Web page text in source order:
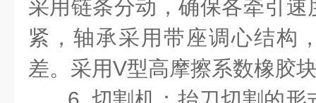
采用链条分动，确保各牵引
紧，轴承采用带座调心结构
差。采用V型高摩擦系数橡胶